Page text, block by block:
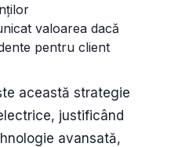
valoarea dacă
pentru client
această strategie
justificând
avansată,